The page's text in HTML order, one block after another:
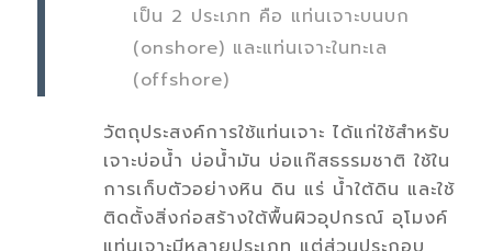
เป็น 2 ประเภท คือ แท่นเจาะบนบก
(onshore) และแท่นเจาะในทะเล
(offshore)
วัตถุประสงค์การใช้แท่นเจาะ ได้แก่ใช้สำหรับ
เจาะบ่อนํ้า บ่อนํ้ามัน บ่อแก๊สธรรมชาติ ใช้ใน
การเก็บตัวอย่างหิน ดิน แร่ นํ้าใต้ดิน และใช้
ติดตั้งสิ่งก่อสร้างใต้พื้นผิวอุปกรณ์ อุโมงค์